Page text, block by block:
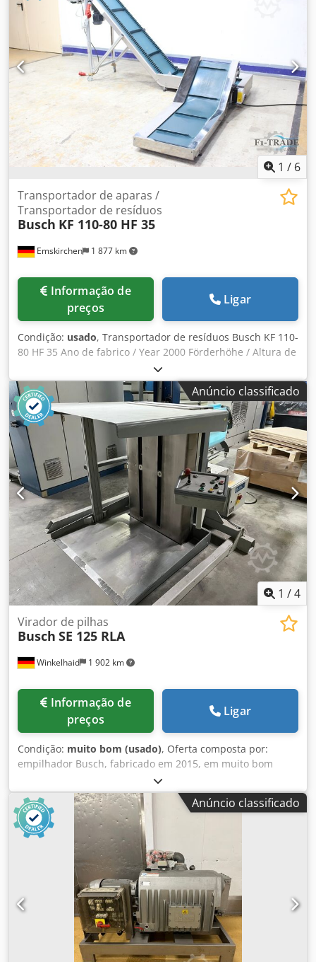
plataforma: 620 mm Capacidade de carga: 500 kg
1 / 6
Emskirchen 1 877 km
Transportador de aparas /
Transportador de resíduos
Busch KF 110-80 HF 35
preços
Ligar
Condição: usado, Transportador de resíduos Busch KF 110-
80 HF 35 Ano de fabrico / Year 2000 Förderhöhe / Altura de
transporte 1100mm Dcsdsvkuqmopfx Abrok Schüttlänge /
Comprimento da calha de entrega 800mm
Fördergeschwindigkeit bei 50Hz / Velocidade de transporte
com 50Hz 0,40m7s Gewicht / Peso 94kgs Transportadores
de resíduos em máquinas de coser a arame,
encadernadoras, cortadoras de três lâminas
Transportadores de resíduos em máquinas de coser a
arame, encadernadoras perfeitas, cortadoras de três facas
Inspeção de vídeo online por WhatsApp - MS Zoom -
Telegrama Em stock Emskirchen/Nuremberga - Disponível
imediatamente - Pode ser testado
Anúncio classificado
1 /4
Winkelhaid 1 902 km
Virador de pilhas
Busch SE 125 RLA
preços
Ligar
Condição: muito bom (usado), Oferta composta por:
empilhador Busch, fabricado em 2015, em muito bom
estado, disponível imediatamente. Djdpfxezkwtyj Abrjck
Anúncio classificado